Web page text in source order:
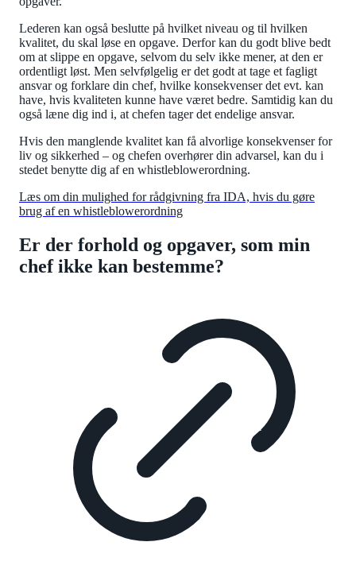
Lederen kan også beslutte på hvilket niveau og til hvilken
kvalitet, du skal løse en opgave. Derfor kan du godt blive bedt
om at slippe en opgave, selvom du selv ikke mener, at den er
ordentligt løst. Men selvfølgelig er det godt at tage et fagligt
ansvar og forklare din chef, hvilke konsekvenser det evt. kan
have, hvis kvaliteten kunne have været bedre. Samtidig kan du
også læne dig ind i, at chefen tager det endelige ansvar.
Hvis den manglende kvalitet kan få alvorlige konsekvenser for
liv og sikkerhed – og chefen overhører din advarsel, kan du i
stedet benytte dig af en whistleblowerordning.
Læs om din mulighed for rådgivning fra IDA, hvis du gøre
brug af en whistleblowerordning
Er der forhold og opgaver, som min
chef ikke kan bestemme?